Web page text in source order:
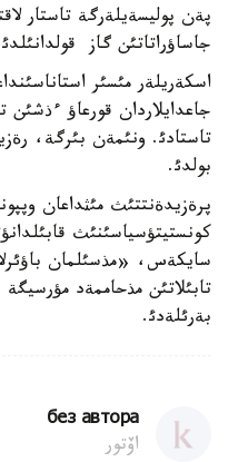
پةن پوليسةيلةرگة تاستار
جاساؤراتاتئن گاز
اسكةريلةر مئسئر
جاعدايلاردان قورعاؤ
تاستادئ. ونئمةن بئرگة،
بولدئ.
پرةزيدةنتتئث مئثداعان
كونستيتؤسياسئنئث
سايكةس، «مذسئلمان
تابئلاتئن مذحاممةد
بةرئلةدئ.
без автора
اۆتور